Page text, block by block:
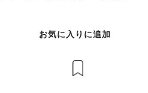
お気に入りに追加